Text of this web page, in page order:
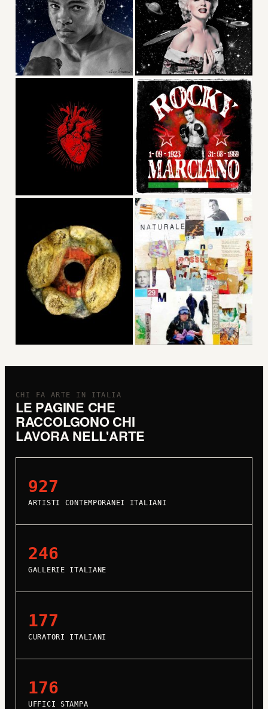
CHI FA ARTE IN ITALIA
LE PAGINE CHE
RACCOLGONO CHI
LAVORA NELL'ARTE
927
ARTISTI CONTEMPORANEI ITALIANI
246
GALLERIE ITALIANE
177
CURATORI ITALIANI
176
UFFICI STAMPA